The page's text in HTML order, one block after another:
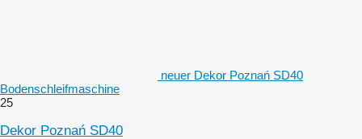
neuer Dekor Poznań SD40
Bodenschleifmaschine
25
Dekor Poznań SD40